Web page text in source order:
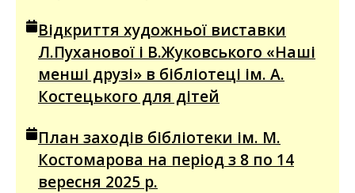
Відкриття художньої виставки
Л.Пуханової і В.Жуковського «Наші
менші друзі» в бібліотеці ім. А.
Костецького для дітей
План заходів бібліотеки ім. М.
Костомарова на період з 8 по 14
вересня 2025 р.